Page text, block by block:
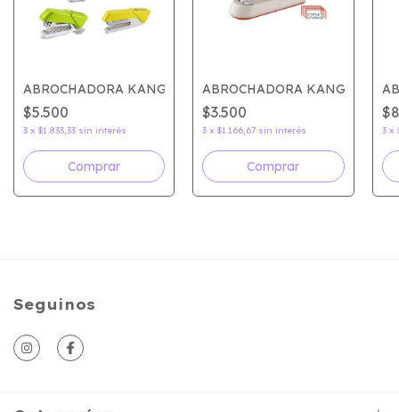
HD23S13
ABROCHADORA KANGARO ARIS 10
$5.500
3 x $1.833,33 sin interés
ABROCHADORA KANGARO
$3.500
3 x$1.166,67 sin interés 3 x
Seguinos